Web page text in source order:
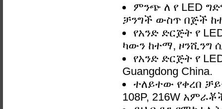
ምንጭ ለ የ LED
ቻንግች ውስጥ በጅች
የአንድ ድርጅት የ
ካውን ከተማ, ዞንሺንግ
የአንድ ድርጅት የ
Guangdong China.
ተለይተው የቀረበ
108P, 216W